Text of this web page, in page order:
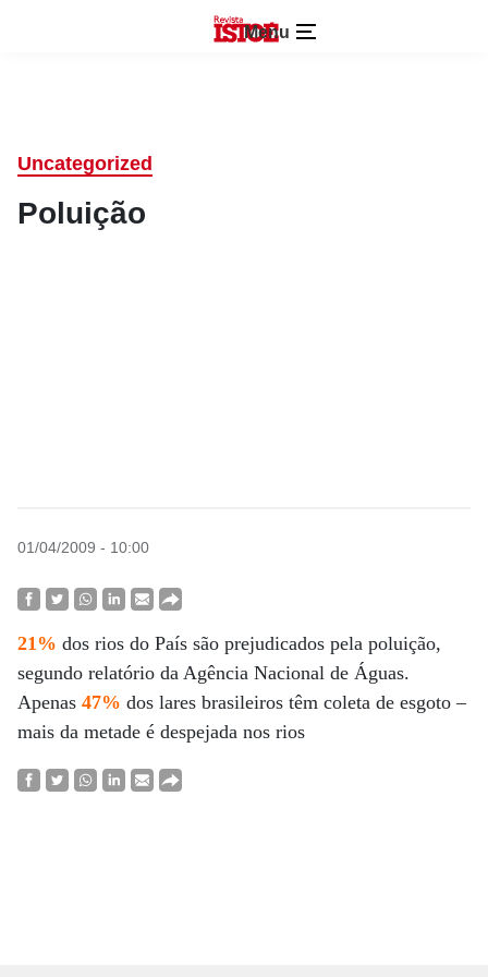
Menu
Uncategorized
Poluição
01/04/2009 - 10:00
21% dos rios do País são prejudicados pela poluição,
segundo relatório da Agência Nacional de Águas.
Apenas 47% dos lares brasileiros têm coleta de esgoto –
mais da metade é despejada nos rios